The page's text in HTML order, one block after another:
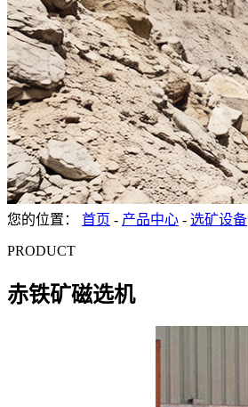
您的位置： 首页 - 产品中心 - 选矿设备
PRODUCT
赤铁矿磁选机